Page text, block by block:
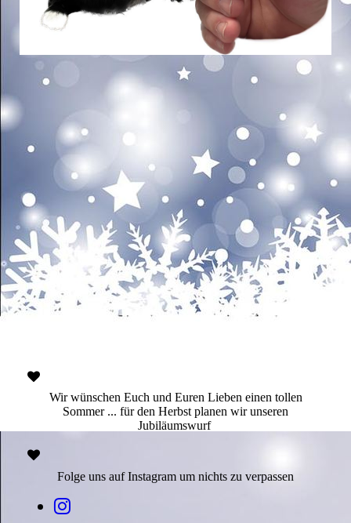
Wir wünschen Euch und Euren Lieben einen tollen
Sommer ... für den Herbst planen wir unseren
Jubiläumswurf
Folge uns auf Instagram um nichts zu verpassen